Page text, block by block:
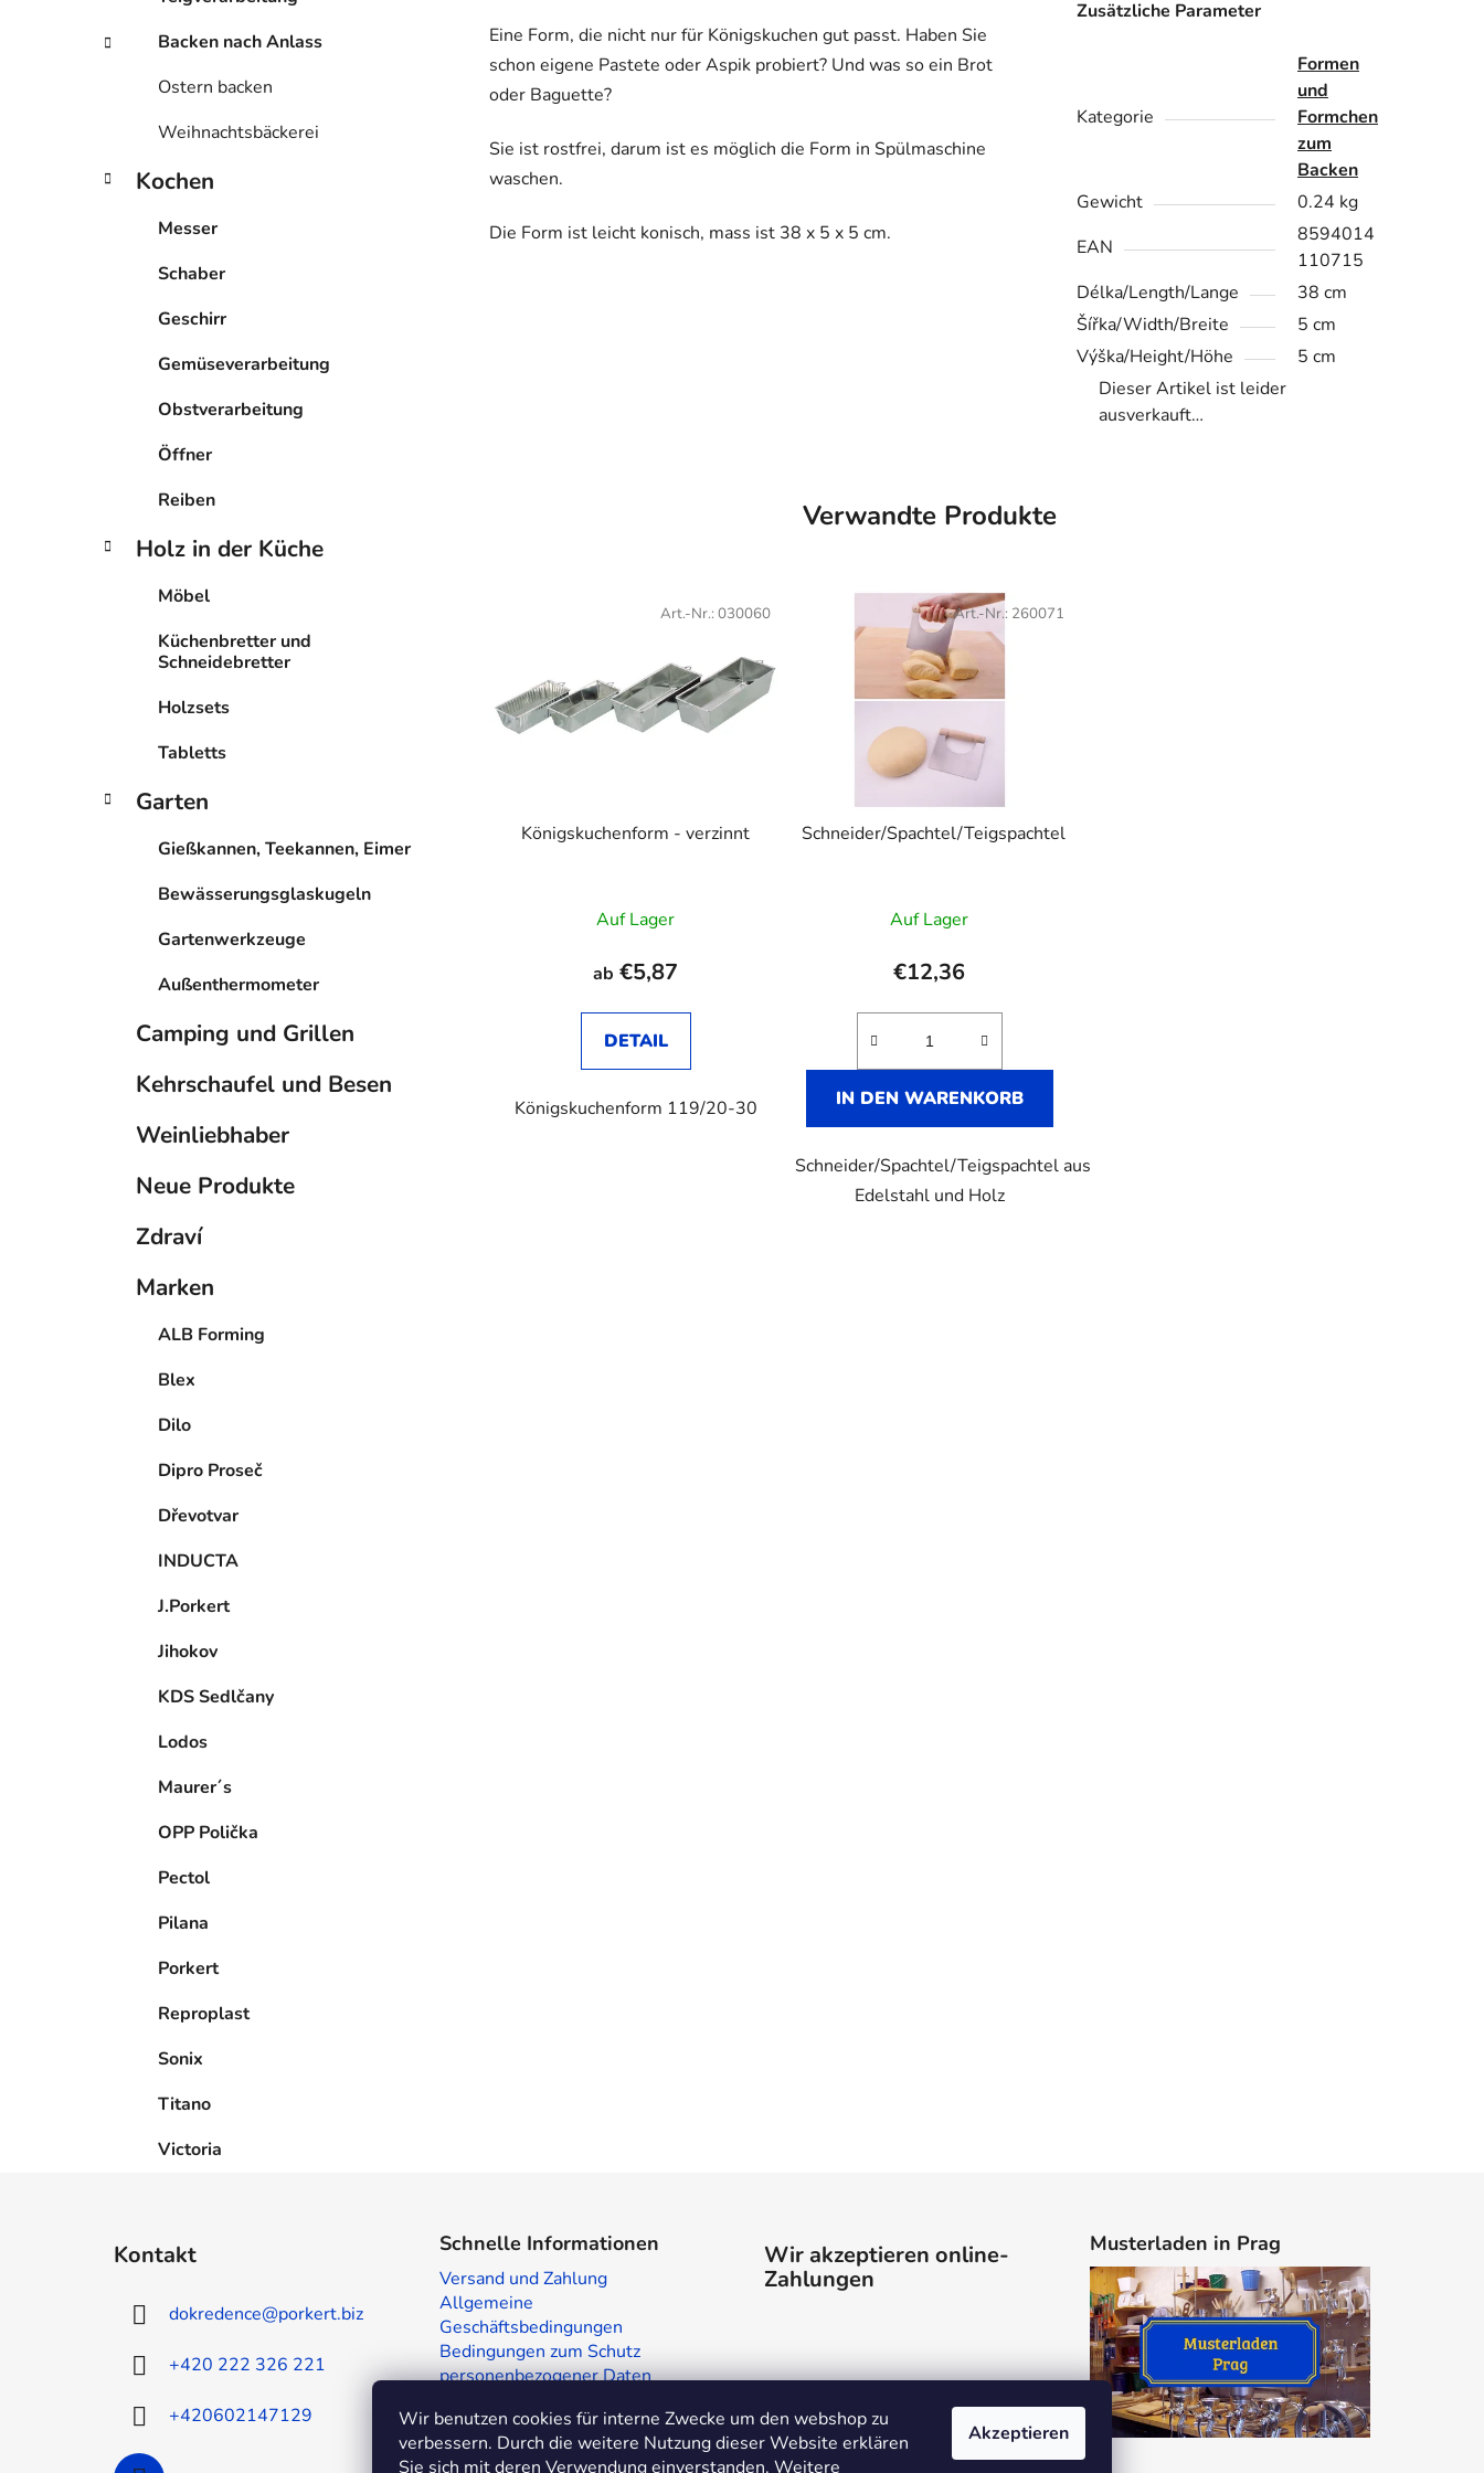
Wir benutzen cookies für interne Zwecke um den webshop zu
verbessern. Durch die weitere Nutzung dieser Website erklären
Sie sich mit deren Verwendung einverstanden. Weitere
Akzeptieren
Backen nach Anlass
Ostern backen
Weihnachtsbäckerei
Kochen
Messer
Schaber
Geschirr
Gemüseverarbeitung
Obstverarbeitung
Öffner
Reiben
Holz in der Küche
Möbel
Küchenbretter und
Schneidebretter
Holzsets
Tabletts
Garten
Gießkannen, Teekannen, Eimer
Bewässerungsglaskugeln
Gartenwerkzeuge
Außenthermometer
Camping und Grillen
Kehrschaufel und Besen
Weinliebhaber
Neue Produkte
Zdraví
Marken
ALB Forming
Blex
Dilo
Dipro Proseč
Dřevotvar
INDUCTA
J.Porkert
Jihokov
KDS Sedlčany
Lodos
Maurer´s
OPP Polička
Pectol
Pilana
Porkert
Reproplast
Sonix
Titano
Victoria
Eine Form, die nicht nur für Königskuchen gut passt. Haben Sie
schon eigene Pastete oder Aspik probiert? Und was so ein Brot
oder Baguette?
Sie ist rostfrei, darum ist es möglich die Form in Spülmaschine
waschen.
Die Form ist leicht konisch, mass ist 38 x 5 x 5 cm.
Zusätzliche Parameter
Kategorie
Formen
und
Formchen
zum
Backen
Gewicht
0.24 kg
EAN
8594014
110715
Délka/Length/Lange
38 cm
Šířka/Width/Breite
5 cm
Výška/Height/Höhe
5 cm
Dieser Artikel ist leider
ausverkauft…
Verwandte Produkte
Königskuchenform - verzinnt
Auf Lager
ab €5,87
DETAIL
Königskuchenform 119/20-30
Art.-Nr.: 030060
Schneider/Spachtel/Teigspachtel
Auf Lager
€12,36
IN DEN WARENKORB
Schneider/Spachtel/Teigspachtel aus
Edelstahl und Holz
Art.-Nr.: 260071
Kontakt
dokredence@porkert.biz
+420 222 326 221
+420602147129
Schnelle Informationen
Versand und Zahlung
Allgemeine
Geschäftsbedingungen
Bedingungen zum Schutz
personenbezogener Daten
Kontakte
Wir akzeptieren online-
Zahlungen
Musterladen in Prag